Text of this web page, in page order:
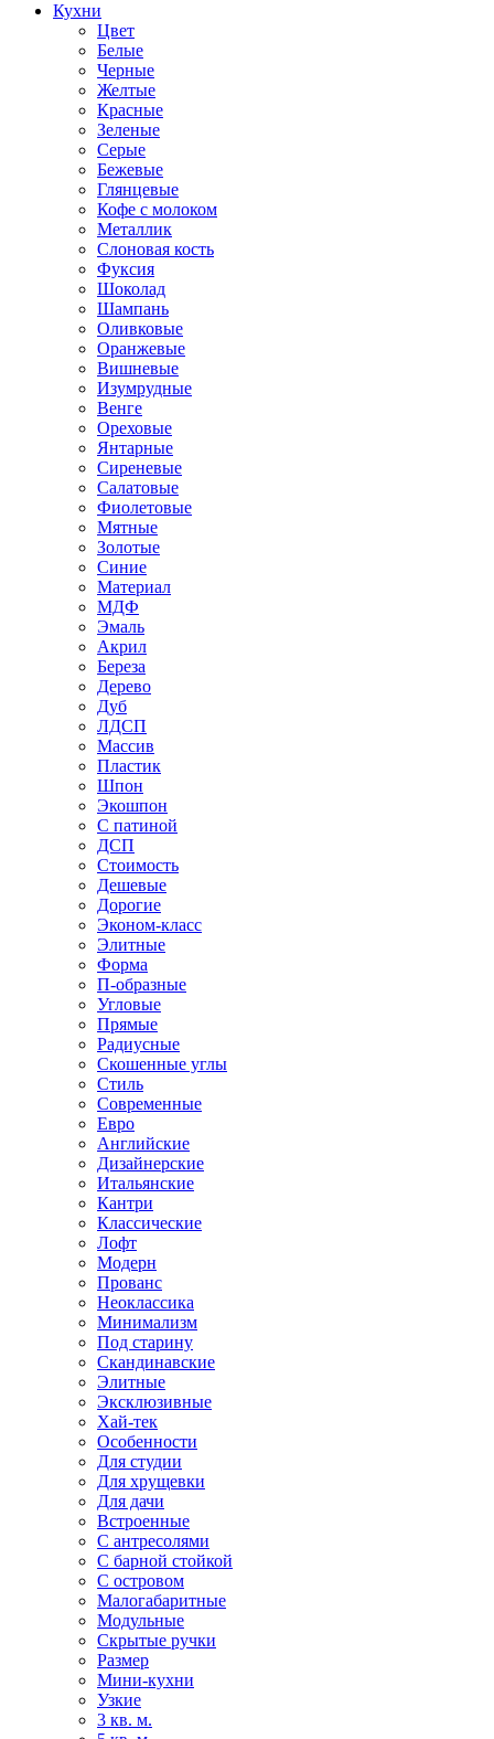
Кухни
Цвет
Белые
Черные
Желтые
Красные
Зеленые
Серые
Бежевые
Глянцевые
Кофе с молоком
Металлик
Слоновая кость
Фуксия
Шоколад
Шампань
Оливковые
Оранжевые
Вишневые
Изумрудные
Венге
Ореховые
Янтарные
Сиреневые
Салатовые
Фиолетовые
Мятные
Золотые
Синие
Материал
МДФ
Эмаль
Акрил
Береза
Дерево
Дуб
ЛДСП
Массив
Пластик
Шпон
Экошпон
С патиной
ДСП
Стоимость
Дешевые
Дорогие
Эконом-класс
Элитные
Форма
П-образные
Угловые
Прямые
Радиусные
Скошенные углы
Стиль
Современные
Евро
Английские
Дизайнерские
Итальянские
Кантри
Классические
Лофт
Модерн
Прованс
Неоклассика
Минимализм
Под старину
Скандинавские
Элитные
Эксклюзивные
Хай-тек
Особенности
Для студии
Для хрущевки
Для дачи
Встроенные
С антресолями
С барной стойкой
С островом
Малогабаритные
Модульные
Скрытые ручки
Размер
Мини-кухни
Узкие
3 кв. м.